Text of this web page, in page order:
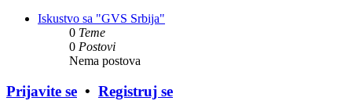
Iskustvo sa "GVS Srbija"
0 Teme
0 Postovi
Nema postova
Prijavite se • Registruj se